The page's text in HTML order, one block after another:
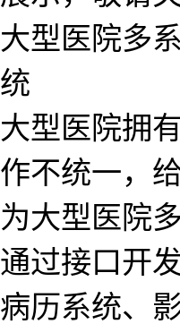
大型医院多
统
大型医院拥
作不统一，
为大型医院
通过接口开
病历系统、